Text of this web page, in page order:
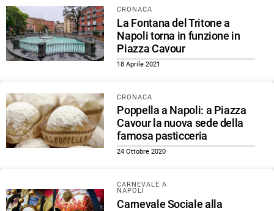
CRONACA
La Fontana del Tritone a
Napoli torna in funzione in
Piazza Cavour
18 Aprile 2021
CRONACA
Poppella a Napoli: a Piazza
Cavour la nuova sede della
famosa pasticceria
24 Ottobre 2020
CARNEVALE A
NAPOLI
Carnevale Sociale alla